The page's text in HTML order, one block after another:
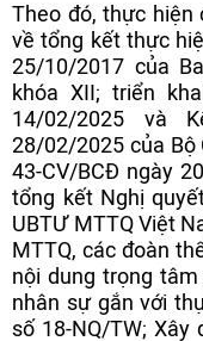
Theo đó, thực hiện
về tổng kết thực
25/10/2017 của
khóa XII; triển
14/02/2025 và
28/02/2025 của Bộ
43-CV/BCĐ ngày
tổng kết Nghị
UBTƯ MTTQ Việt
MTTQ, các đoàn
nội dung trọng
nhân sự gắn với
số 18-NQ/TW;